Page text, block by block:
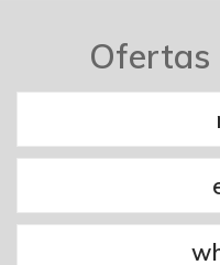
Ofertas